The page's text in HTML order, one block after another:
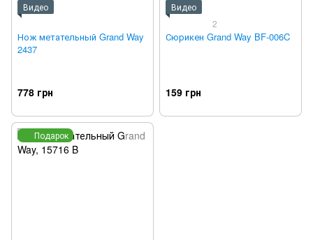
Видео
Нож метательный Grand Way
2437
778 грн
Видео
2
Сюрикен Grand Way BF-006C
159 грн
Подарок